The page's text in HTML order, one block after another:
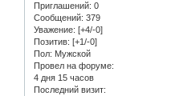
Приглашений: 0
Сообщений: 379
Уважение: [+4/-0]
Позитив: [+1/-0]
Пол: Мужской
Провел на форуме:
4 дня 15 часов
Последний визит: